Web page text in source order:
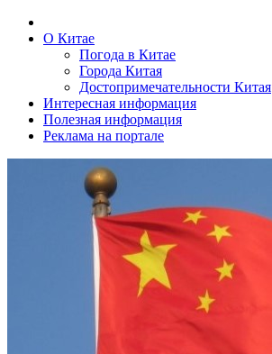
О Китае
Погода в Китае
Города Китая
Достопримечательности Китая
Интересная информация
Полезная информация
Реклама на портале